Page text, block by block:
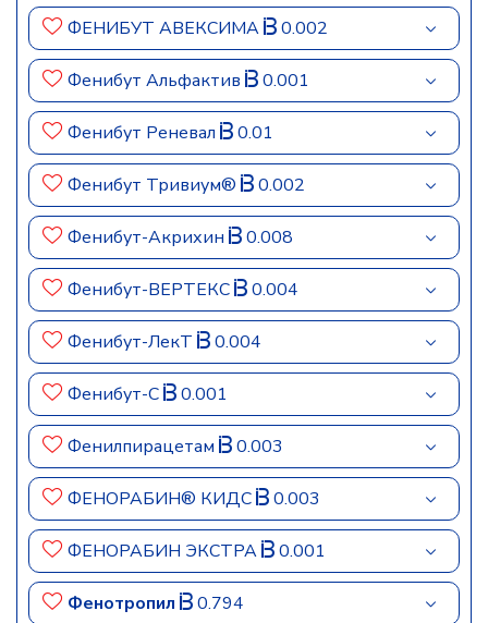
ФЕНИБУТ АВЕКСИМА 0.002
Фенибут Альфактив 0.001
Фенибут Реневал 0.01
Фенибут Тривиум® 0.002
Фенибут-Акрихин 0.008
Фенибут-ВЕРТЕКС 0.004
Фенибут-ЛекТ 0.004
Фенибут-С 0.001
Фенилпирацетам 0.003
ФЕНОРАБИН® КИДС 0.003
ФЕНОРАБИН ЭКСТРА 0.001
Фенотропил 0.794